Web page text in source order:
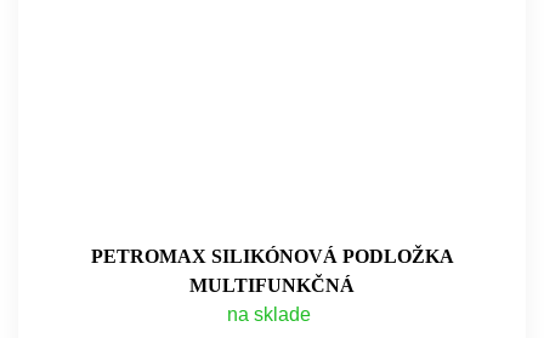
PETROMAX SILIKÓNOVÁ PODLOŽKA
MULTIFUNKČNÁ
na sklade